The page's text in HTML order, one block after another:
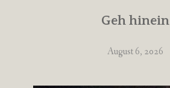
Geh hinein
August 6, 2026